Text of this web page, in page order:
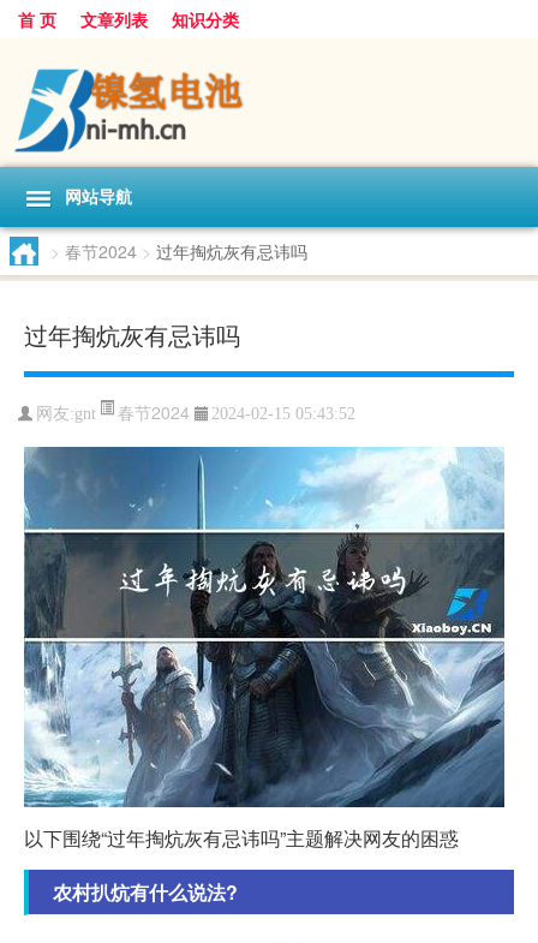
首 页 文章列表 知识分类
网站导航
> 春节2024 > 过年掏炕灰有忌讳吗
过年掏炕灰有忌讳吗
网友:gnt 春节2024 2024-02-15 05:43:52
以下围绕“过年掏炕灰有忌讳吗”主题解决网友的困惑
农村扒炕有什么说法?